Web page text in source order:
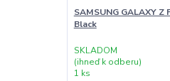
SAMSUNG GALAXY Z
Black
SKLADOM
(ihneď k odberu)
1 ks